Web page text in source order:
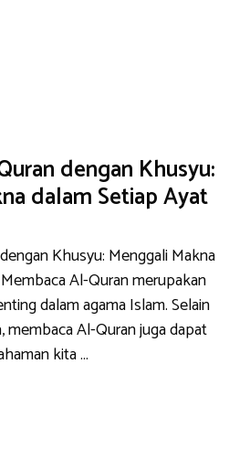
dengan Khusyu:
dalam Setiap Ayat
Khusyu: Menggali Makna
Al-Quran merupakan
dalam agama Islam. Selain
Al-Quran juga dapat
kita …